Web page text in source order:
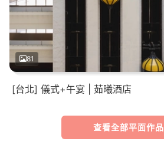
81
[台北] 儀式+午宴 | 茹曦酒店
查看全部平面作品